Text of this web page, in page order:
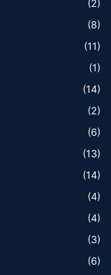
(2)
(8)
(11)
(1)
(14)
(2)
(6)
(13)
(14)
(4)
(4)
(3)
(6)